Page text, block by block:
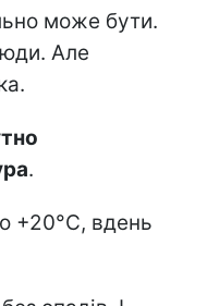
може бути.
Але
.
+20°C, вдень